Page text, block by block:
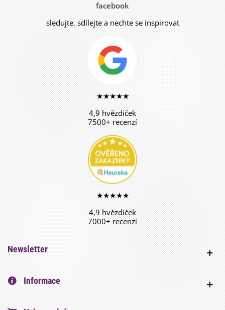
facebook
sledujte, sdílejte a nechte se inspirovat
★★★★★
4,9 hvězdiček
7500+ recenzí
★★★★★
4,9 hvězdiček
7000+ recenzí
Newsletter
Informace